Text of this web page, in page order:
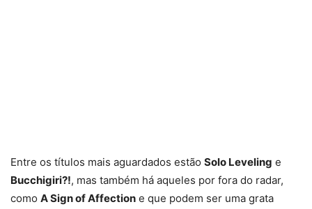
Entre os títulos mais aguardados estão Solo Leveling e
Bucchigiri?!, mas também há aqueles por fora do radar,
como A Sign of Affection e que podem ser uma grata